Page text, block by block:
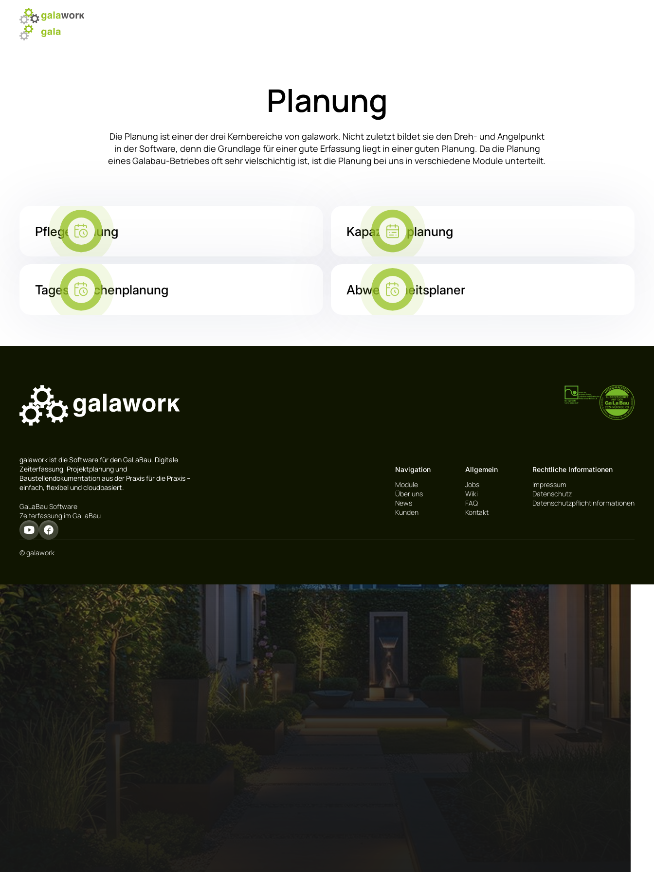
Planung
Die Planung ist einer der drei Kernbereiche von galawork. Nicht zuletzt bildet sie den Dreh- und Angelpunkt
in der Software, denn die Grundlage für einer gute Erfassung liegt in einer guten Planung. Da die Planung
eines Galabau-Betriebes oft sehr vielschichtig ist, ist die Planung bei uns in verschiedene Module unterteilt.
Pflegeplanung Kapazitätsplanung
Tages-Wochenplanung Abwesenheitsplaner
galawork ist die Software für den GaLaBau. Digitale
Zeiterfassung, Projektplanung und
Baustellendokumentation aus der Praxis für die Praxis –
einfach, flexibel und cloudbasiert.
GaLaBau Software
Zeiterfassung im GaLaBau
Navigation
Module
Über uns
News
Kunden
Allgemein
Jobs
Wiki
FAQ
Kontakt
Rechtliche Informationen
Impressum
Datenschutz
Datenschutzpflichtinformationen
© galawork